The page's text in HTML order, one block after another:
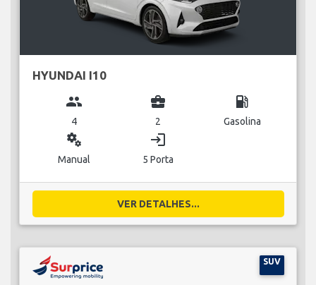
HYUNDAI I10
group
4
business_center
2
local_gas_station
Gasolina
miscellaneous_services
Manual
login
5 Porta
VER DETALHES...
SUV